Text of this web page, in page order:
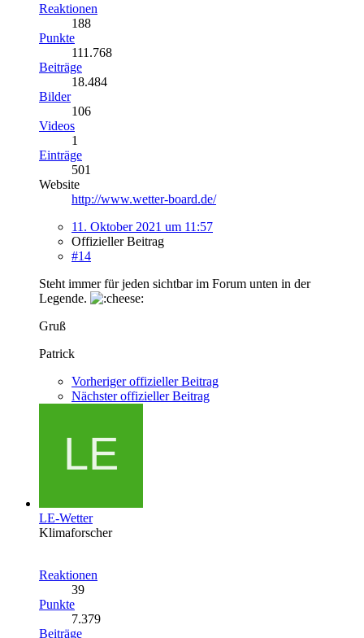
Reaktionen
188
Punkte
111.768
Beiträge
18.484
Bilder
106
Videos
1
Einträge
501
Website
http://www.wetter-board.de/
11. Oktober 2021 um 11:57
Offizieller Beitrag
#14
Steht immer für jeden sichtbar im Forum unten in der
Legende.
Gruß
Patrick
Vorheriger offizieller Beitrag
Nächster offizieller Beitrag
LE-Wetter
Klimaforscher
Reaktionen
39
Punkte
7.379
Beiträge